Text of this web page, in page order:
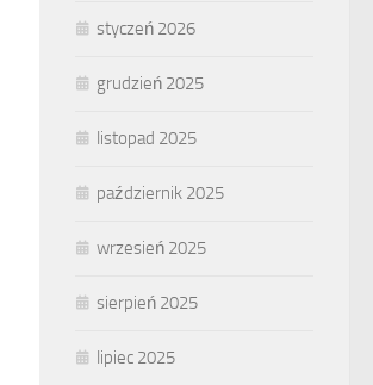
styczeń 2026
grudzień 2025
listopad 2025
październik 2025
wrzesień 2025
sierpień 2025
lipiec 2025